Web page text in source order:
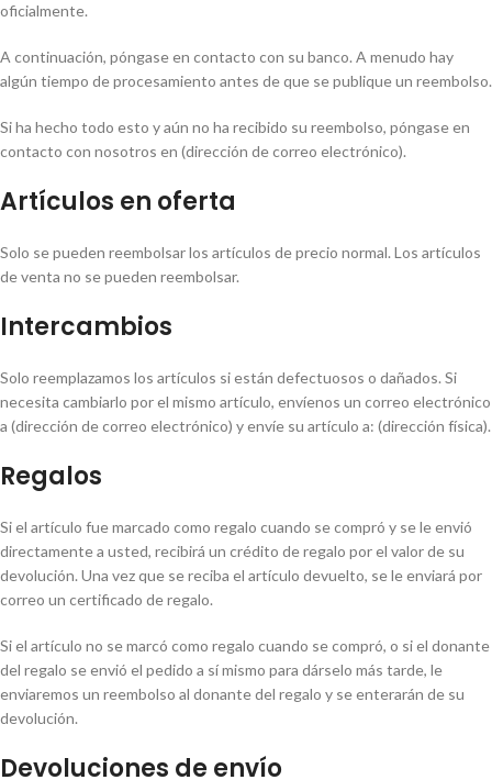
oficialmente.
A continuación, póngase en contacto con su banco. A menudo hay
algún tiempo de procesamiento antes de que se publique un reembolso.
Si ha hecho todo esto y aún no ha recibido su reembolso, póngase en
contacto con nosotros en (dirección de correo electrónico).
Artículos en oferta
Solo se pueden reembolsar los artículos de precio normal. Los artículos
de venta no se pueden reembolsar.
Intercambios
Solo reemplazamos los artículos si están defectuosos o dañados. Si
necesita cambiarlo por el mismo artículo, envíenos un correo electrónico
a (dirección de correo electrónico) y envíe su artículo a: (dirección física).
Regalos
Si el artículo fue marcado como regalo cuando se compró y se le envió
directamente a usted, recibirá un crédito de regalo por el valor de su
devolución. Una vez que se reciba el artículo devuelto, se le enviará por
correo un certificado de regalo.
Si el artículo no se marcó como regalo cuando se compró, o si el donante
del regalo se envió el pedido a sí mismo para dárselo más tarde, le
enviaremos un reembolso al donante del regalo y se enterarán de su
devolución.
Devoluciones de envío